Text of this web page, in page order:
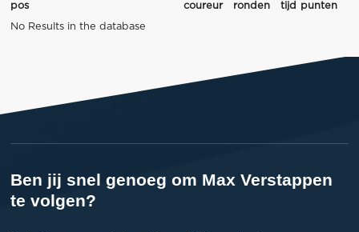
pos coureur ronden tijd
punten
No Results in the database
Ben jij snel genoeg om Max Verstappen
te volgen?